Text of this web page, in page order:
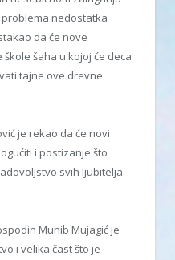
nedostatka
da će nove
šaha u kojoj će deca
tajne ove drevne
je rekao da će novi
i postizanje što
svih ljubitelja
Munib Mujagić je
i velika čast što je